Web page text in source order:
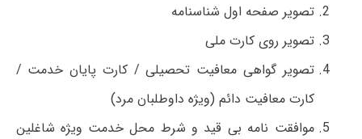
تصویر صفحه اول شناسنامه
تصویر روی کارت ملی
تصویر گواهی معافیت تحصیلی / کارت پایان خدمت /
کارت معافیت دائم (ویژه داوطلبان مرد)
موافقت نامه بی قید و شرط محل خدمت ویژه شاغلین